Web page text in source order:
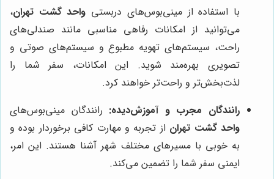
با استفاده از مینی‌بوس‌های دربستی واحد گشت تهران،
می‌توانید از امکانات رفاهی مناسبی مانند صندلی‌های
راحت، سیستم‌های تهویه مطبوع و سیستم‌های صوتی و
تصویری بهره‌مند شوید. این امکانات، سفر شما را
لذت‌بخش‌تر و راحت‌تر خواهند کرد.
رانندگان مجرب و آموزش‌دیده: رانندگان مینی‌بوس‌های
واحد گشت تهران از تجربه و مهارت کافی برخوردار بوده و
به خوبی با مسیرهای مختلف شهر آشنا هستند. این امر،
ایمنی سفر شما را تضمین می‌کند.